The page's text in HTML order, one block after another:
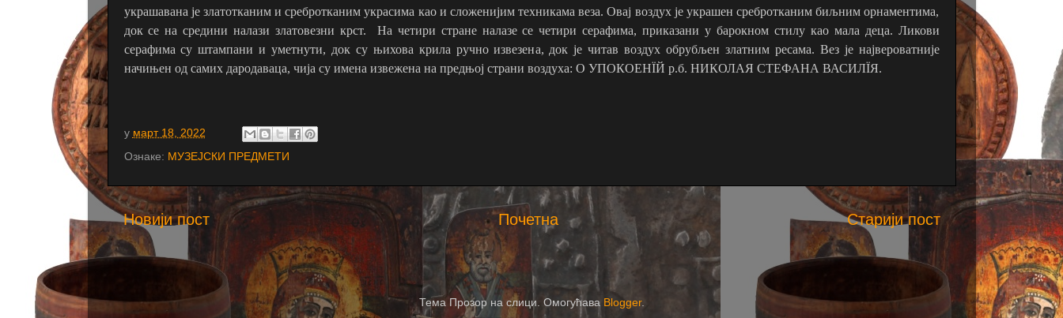
украшавана је златотканим и сребротканим украсима као и сложенијим техникама веза. Овај воздух је украшен сребротканим биљним орнаментима,
док се на средини налази златовезни крст.
На четири стране налазе се четири серафима, приказани у барокном стилу као мала деца. Ликови
серафима су штампани и уметнути, док су њихова крила ручно извезена, док је читав воздух обрубљен златним ресама. Вез је највероватније
начињен од самих дародаваца, чија су имена извежена на предњој страни воздуха: О УПОКОЕНЇЙ р.б. НИКОЛАЯ СТЕФАНА ВАСИЛЇЯ.
у март 18, 2022
Ознаке: МУЗЕЈСКИ ПРЕДМЕТИ
Новији пост Старији пост
Почетна
Тема Прозор на слици. Омогућава Blogger.